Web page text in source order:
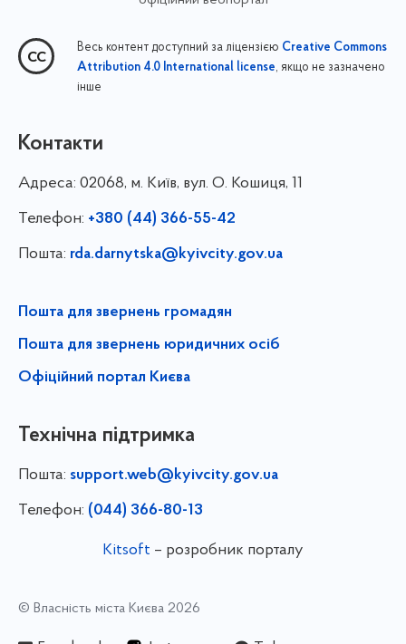
Весь контент доступний за ліцензією Creative Commons
Attribution 4.0 International license, якщо не зазначено
інше
Контакти
Адреса: 02068, м. Київ, вул. О. Кошиця, 11
Телефон: +380 (44) 366-55-42
Пошта: rda.darnytska@kyivcity.gov.ua
Пошта для звернень громадян
Пошта для звернень юридичних осіб
Офіційний портал Києва
Технічна підтримка
Пошта: support.web@kyivcity.gov.ua
Телефон: (044) 366-80-13
Kitsoft – розробник порталу
© Власність міста Києва 2026